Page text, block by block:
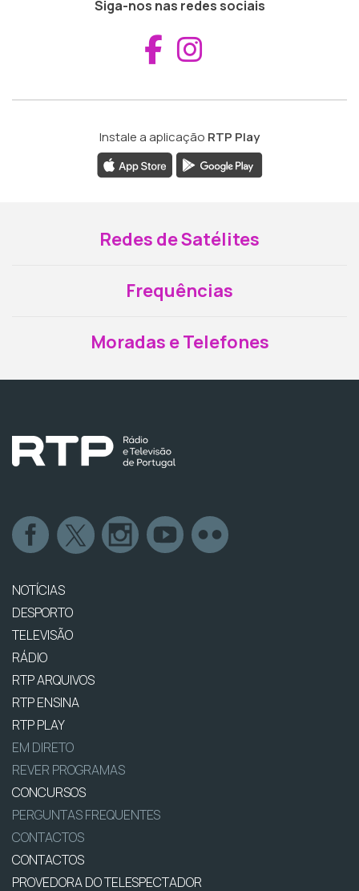
Siga-nos nas redes sociais
Aceder ao
Instale a aplicação RTP Play
Redes de Satélites
Frequências
Moradas e Telefones
NOTÍCIAS
DESPORTO
TELEVISÃO
RÁDIO
RTP ARQUIVOS
RTP ENSINA
RTP PLAY
EM DIRETO
REVER PROGRAMAS
CONCURSOS
PERGUNTAS FREQUENTES
CONTACTOS
CONTACTOS
PROVEDORA DO TELESPECTADOR